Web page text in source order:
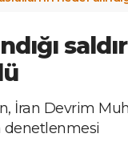
İran Devrim
denetlenmesi